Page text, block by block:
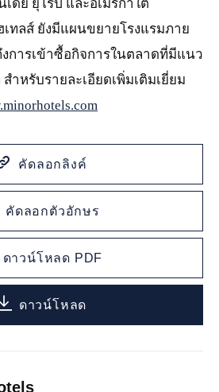
ดีย ยุโรป และอเมริกาใต้
ทลส์ ยังมีแผนขยายโรงแรมภาย
การเข้าซื้อกิจการในตลาดที่มีแนว
ำหรับรายละเอียดเพิ่มเติมเยี่ยม
คัดลอกลิงค์
คัดลอกตัวอักษร
ดาวน์โหลด PDF
ดาวน์โหลด